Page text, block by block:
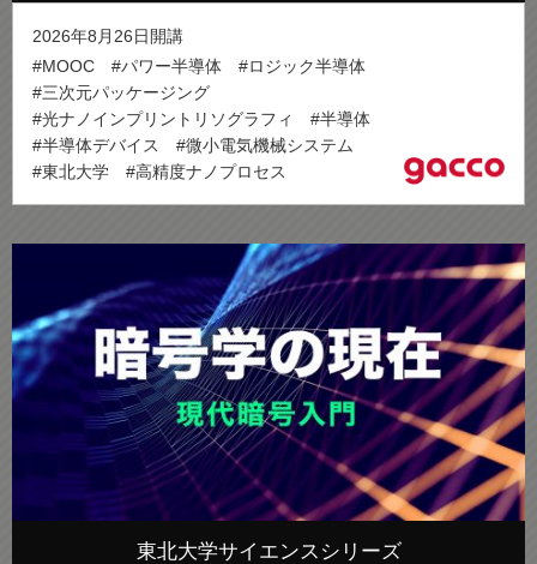
2026年8月26日開講
#MOOC
#パワー半導体
#ロジック半導体
#三次元パッケージング
#光ナノインプリントリソグラフィ
#半導体
#半導体デバイス
#微小電気機械システム
#東北大学
#高精度ナノプロセス
東北大学サイエンスシリーズ